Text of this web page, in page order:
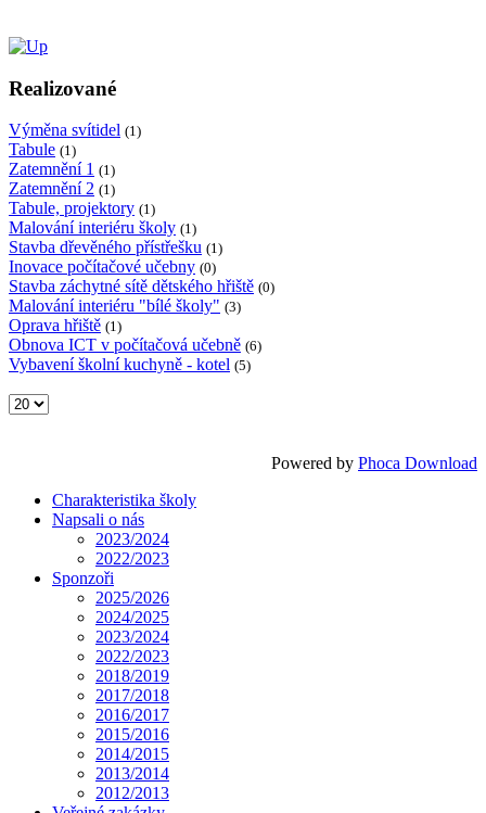
Realizované
Výměna svítidel (1)
Tabule (1)
Zatemnění 1 (1)
Zatemnění 2 (1)
Tabule, projektory (1)
Malování interiéru školy (1)
Stavba dřevěného přístřešku (1)
Inovace počítačové učebny (0)
Stavba záchytné sítě dětského hřiště (0)
Malování interiéru "bílé školy" (3)
Oprava hřiště (1)
Obnova ICT v počítačová učebně (6)
Vybavení školní kuchyně - kotel (5)
Powered by Phoca Download
Charakteristika školy
Napsali o nás
2023/2024
2022/2023
Sponzoři
2025/2026
2024/2025
2023/2024
2022/2023
2018/2019
2017/2018
2016/2017
2015/2016
2014/2015
2013/2014
2012/2013